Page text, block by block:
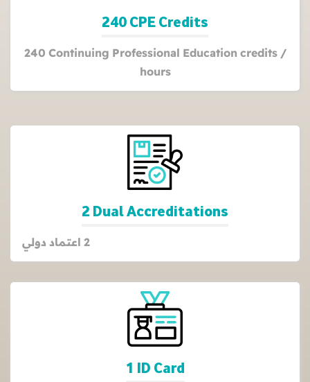
240 CPE Credits
240 Continuing Professional Education credits /
hours
2 Dual Accreditations
2 اعتماد دولي
1 ID Card